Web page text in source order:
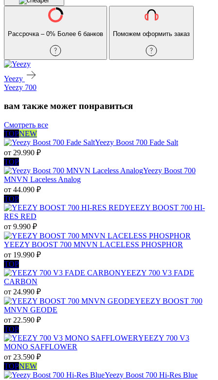
Рассрочка – 0% Более 6 банков Поможем оформить заказ
Yeezy
Yeezy 700
вам также может понравиться
Смотреть все
TOPNEW
Yeezy Boost 700 Fade Salt
от 29.990 ₽
TOP
Yeezy Boost 700
MNVN Laceless Analog
от 44.090 ₽
TOP
YEEZY BOOST 700 HI-
RES RED
от 9.990 ₽
YEEZY BOOST 700 MNVN LACELESS PHOSPHOR
от 19.990 ₽
TOP
YEEZY 700 V3 FADE
CARBON
от 24.990 ₽
YEEZY BOOST 700
MNVN GEODE
от 22.590 ₽
TOP
YEEZY 700 V3
MONO SAFFLOWER
от 23.590 ₽
TOPNEW
Yeezy Boost 700 Hi-Res Blue